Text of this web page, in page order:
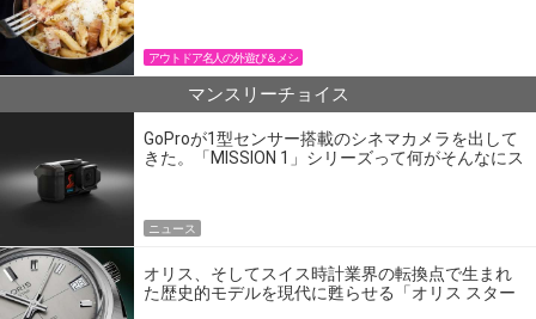
アウトドア名人の外遊び＆メシ
マンスリーチョイス
GoProが1型センサー搭載のシネマカメラを出して
きた。「MISSION 1」シリーズって何がそんなにス
ニュース
オリス、そしてスイス時計業界の転換点で生まれ
た歴史的モデルを現代に甦らせる「オリス スター